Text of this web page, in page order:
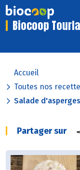
Biocoop
Accueil
Toutes nos
Salade
Partager sur